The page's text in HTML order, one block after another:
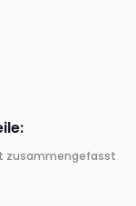
zusammengefasst